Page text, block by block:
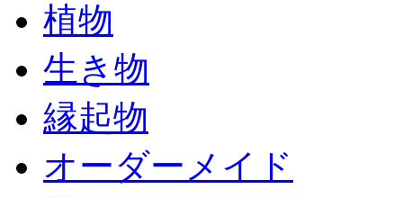
植物
生き物
縁起物
オーダーメイド